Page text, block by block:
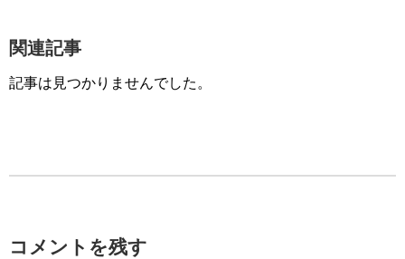
関連記事
記事は見つかりませんでした。
コメントを残す